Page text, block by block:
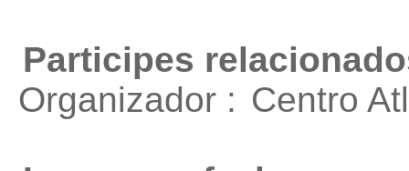
Participes
Organizador : Centro